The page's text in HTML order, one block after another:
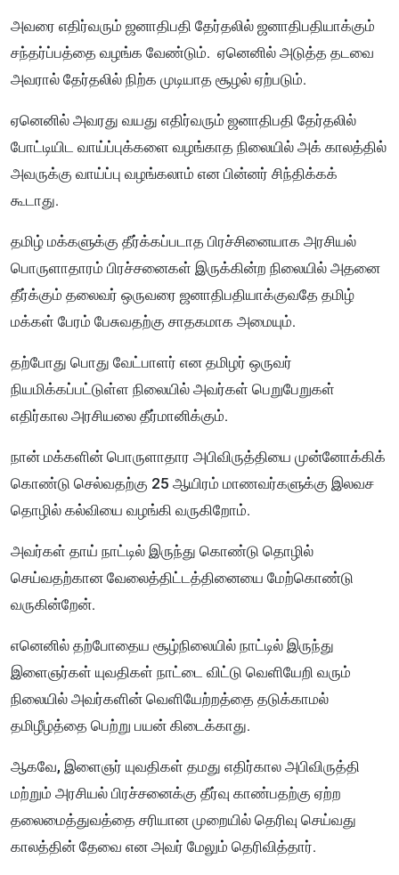
அவரை எதிர்வரும் ஜனாதிபதி தேர்தலில் ஜனாதிபதியாக்கும்
சந்தர்ப்பத்தை வழங்க வேண்டும். ஏனெனில் அடுத்த தடவை
அவரால் தேர்தலில் நிற்க முடியாத சூழல் ஏற்படும்.
ஏனெனில் அவரது வயது எதிர்வரும் ஜனாதிபதி தேர்தலில்
போட்டியிட வாய்ப்புக்களை வழங்காத நிலையில் அக் காலத்தில்
அவருக்கு வாய்ப்பு வழங்கலாம் என பின்னர் சிந்திக்கக்
கூடாது.
தமிழ் மக்களுக்கு தீர்க்கப்படாத பிரச்சினையாக அரசியல்
பொருளாதாரம் பிரச்சனைகள் இருக்கின்ற நிலையில் அதனை
தீர்க்கும் தலைவர் ஒருவரை ஜனாதிபதியாக்குவதே தமிழ்
மக்கள் பேரம் பேசுவதற்கு சாதகமாக அமையும்.
தற்போது பொது வேட்பாளர் என தமிழர் ஒருவர்
நியமிக்கப்பட்டுள்ள நிலையில் அவர்கள் பெறுபேறுகள்
எதிர்கால அரசியலை தீர்மானிக்கும்.
நான் மக்களின் பொருளாதார அபிவிருத்தியை முன்னோக்கிக்
கொண்டு செல்வதற்கு 25 ஆயிரம் மாணவர்களுக்கு இலவச
தொழில் கல்வியை வழங்கி வருகிறோம்.
அவர்கள் தாய் நாட்டில் இருந்து கொண்டு தொழில்
செய்வதற்கான வேலைத்திட்டத்தினையை மேற்கொண்டு
வருகின்றேன்.
எனெனில் தற்போதைய சூழ்நிலையில் நாட்டில் இருந்து
இளைஞர்கள் யுவதிகள் நாட்டை விட்டு வெளியேறி வரும்
நிலையில் அவர்களின் வெளியேற்றத்தை தடுக்காமல்
தமிழீழத்தை பெற்று பயன் கிடைக்காது.
ஆகவே, இளைஞர் யுவதிகள் தமது எதிர்கால அபிவிருத்தி
மற்றும் அரசியல் பிரச்சனைக்கு தீர்வு காண்பதற்கு ஏற்ற
தலைமைத்துவத்தை சரியான முறையில் தெரிவு செய்வது
காலத்தின் தேவை என அவர் மேலும் தெரிவித்தார்.